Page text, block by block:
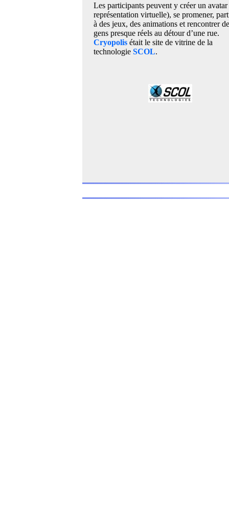
Les participants peuvent y créer un
représentation virtuelle), se promener,
à des jeux, des animations et rencontrer
gens presque réels au détour d’une rue.
Cryopolisétait le site de vitrine de la
technologie SCOL.